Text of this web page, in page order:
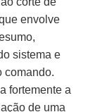
envolve
sistema e
comando.
fortemente a
de uma